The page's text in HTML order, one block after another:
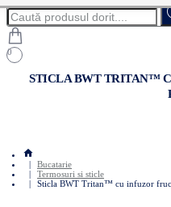
Caută
produsul
dorit....
0
STICLA BWT TRITAN™
Bucatarie
Termosuri si sticle
Sticla BWT Tritan™ cu infuzor